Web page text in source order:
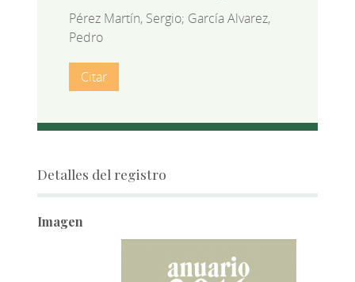
Pérez Martín, Sergio; García Alvarez,
Pedro
Citar
Detalles del registro
Imagen